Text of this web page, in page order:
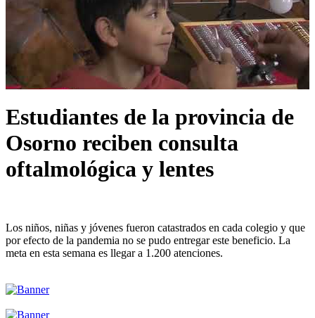
Estudiantes de la provincia de
Osorno reciben consulta
oftalmológica y lentes
Los niños, niñas y jóvenes fueron catastrados en cada colegio y que
por efecto de la pandemia no se pudo entregar este beneficio. La
meta en esta semana es llegar a 1.200 atenciones.